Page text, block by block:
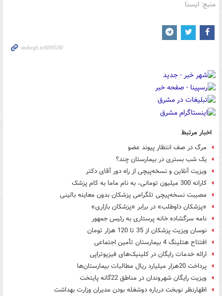
منبع: ایسنا
اخبار مرتبط
مرگ در صف انتظار پیوند عضو
یک شب بستری در بیمارستان چند؟
ویزیت آنلاین و نسخه‌پیچی از راه دور آقای دکتر
کارانه 300 میلیون تومانی، به نام ماما به کام پزشک
مصیبت نسخه‌پیچی تلگرامی پزشکان بدون معاینه بالینی
«پزشکان داوطلب» در برابر «پزشکان بازاری»
نامه سرگشاده خانه پرستاری به رئیس جمهور
نوسان ویزیت پزشکان از 35 تا 120 هزار تومان
افتتاح هتلینگ 4 بیمارستان تأمین اجتماعی
ارائه خدمات رایگان در کلینیک‌های فیزیوتراپی
پرداخت 20هزار میلیارد ریال مطالبات بیمارستان‌ها
ویزیت رایگان شهروندان در مناطق 22گانه پایتخت
اظهارنظر نوبخت درباره دوشغله بودن مدیران وزارت بهداشت